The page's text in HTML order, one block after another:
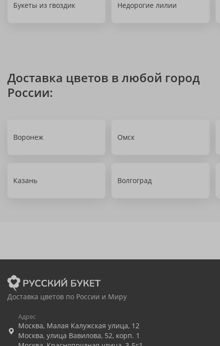
Букеты из гвоздик Недорогие лилии
Доставка цветов в любой город
России:
Воронеж Омск
Казань Волгоград
Доставка цветов по России и Миру
Адрес
Москва, Малая Калужская улица, 12
Москва, улица Вавилова, 52, корп. 1